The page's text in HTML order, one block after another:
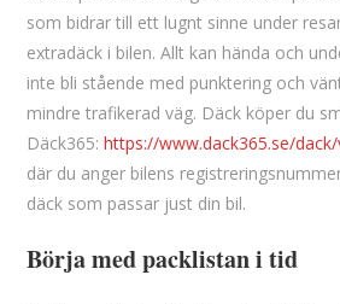
som bidrar till ett lugnt sinne under
extradäck i bilen. Allt kan hända och
inte bli stående med punktering och
mindre trafikerad väg. Däck köper du
Däck365:https://www.dack365.se/
där du anger bilens
däck som passar just din bil.
Börja med packlistan i tid